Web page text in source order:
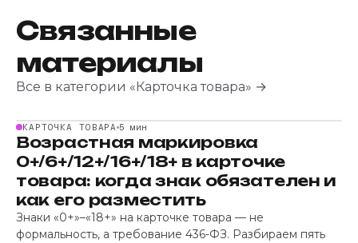
Связанные
материалы
Все в категории «Карточка товара» →
КАРТОЧКА ТОВАРА 5 мин
Возрастная маркировка
0+/6+/12+/16+/18+ в карточке
товара: когда знак обязателен и
как его разместить
Знаки «0+»–«18+» на карточке товара — не
формальность, а требование 436-ФЗ. Разбираем пять